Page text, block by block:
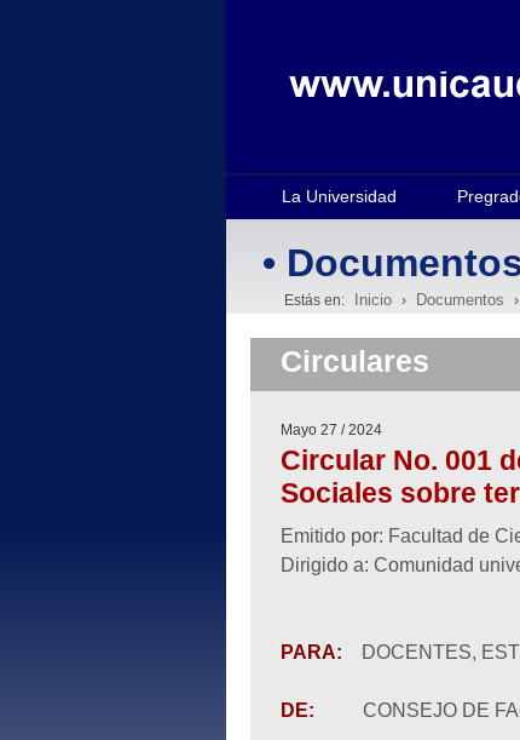
La Universidad
•
Estás en: Inicio › Documentos ›
Circulares
Mayo 27 / 2024
Circular No. 001
Sociales sobre
Emitido por: Facultad de
Dirigido a: Comunidad
PARA: DOCENTES,
DE: CONSEJO DE